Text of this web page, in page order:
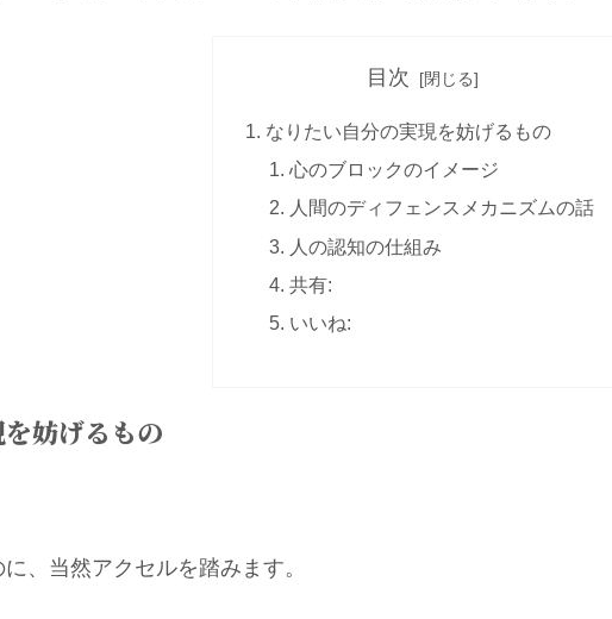
目次
なりたい自分の実現を妨げるもの
心のブロックのイメージ
人間のディフェンスメカニズムの話
人の認知の仕組み
共有:
いいね:
妨げるもの
、当然アクセルを踏みます。